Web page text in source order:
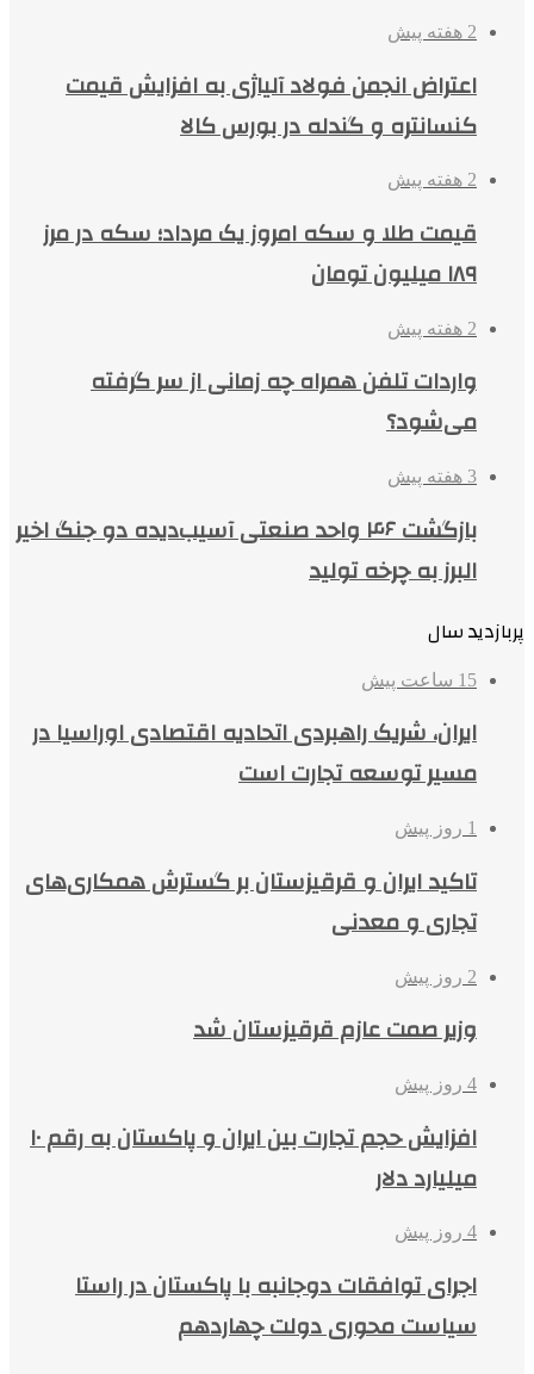
2 هفته پیش
اعتراض انجمن فولاد آلیاژی به افزایش قیمت
کنسانتره و گندله در بورس کالا
2 هفته پیش
قیمت طلا و سکه امروز یک مرداد؛ سکه در مرز
۱۸۹ میلیون تومان
2 هفته پیش
واردات تلفن همراه چه زمانی از سر گرفته
می‌شود؟
3 هفته پیش
بازگشت ۴۶ واحد صنعتی آسیب‌دیده دو جنگ اخیر
البرز به چرخه تولید
پربازدید سال
15 ساعت پیش
ایران، شریک راهبردی اتحادیه اقتصادی اوراسیا در
مسیر توسعه تجارت است
1 روز پیش
تاکید ایران و قرقیزستان بر گسترش همکاری‌های
تجاری و معدنی
2 روز پیش
وزیر صمت عازم قرقیزستان شد
4 روز پیش
افزایش حجم تجارت بین ایران و پاکستان به رقم ۱۰
میلیارد دلار
4 روز پیش
اجرای توافقات دوجانبه با پاکستان در راستا
سیاست محوری دولت چهاردهم